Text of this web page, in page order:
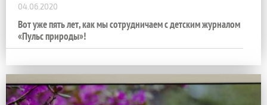
04.06.2020
Вот уже пять лет, как мы сотрудничаем с детским журналом
«Пульс природы»!